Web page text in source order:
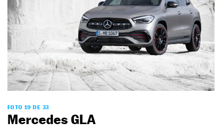
FOTO 19 DE 33
Mercedes GLA